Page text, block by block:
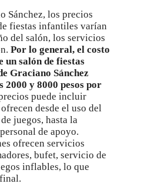
Sánchez, los precios
fiestas infantiles varían
del salón, los servicios
Por lo general, el costo
un salón de fiestas
Graciano Sánchez
2000 y 8000 pesos por
puede incluir
desde el uso del
juegos, hasta la
de apoyo.
ofrecen servicios
bufet, servicio de
inflables, lo que